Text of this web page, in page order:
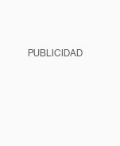
PUBLICIDAD